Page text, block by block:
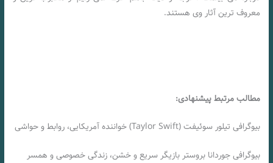
معروف ترین آثار وی هستند.
مطالب مرتبط پیشنهادی:
بیوگرافی تیلور سوئیفت (Taylor Swift) خواننده آمریکایی، روابط و حواشی
بیوگرافی جوردانا بروستر بازیگر سریع و خشن، زندگی خصوصی و همسر